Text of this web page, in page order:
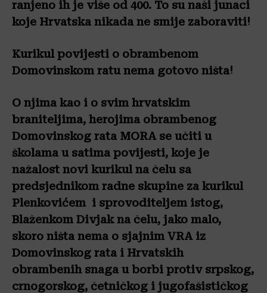
ranjeno ih je više od 400. To su naši junaci
koje Hrvatska nikada ne smije zaboraviti!
Kurikul povijesti o obrambenom
Domovinskom ratu nema gotovo ništa!
O njima kao i o svim hrvatskim
braniteljima, herojima obrambenog
Domovinskog rata MORA se učiti u
školama u satima povijesti, koje je
nažalost novi kurikul na čelu sa
predsjednikom radne skupine za kurikul
Plenkovićem i sprovoditeljem istog,
Blaženkom Divjak na čelu, jako malo,
skoro ništa nema o sjajnim VRA iz
Domovinskog rata i Hrvatskih
obrambenih snaga u borbi protiv srpskog,
crnogorskog, četničkog i jugofašističkog